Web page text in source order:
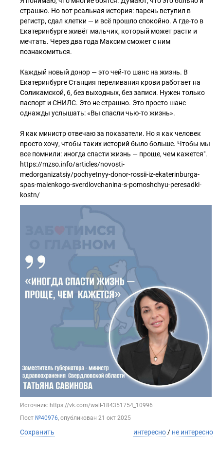
страшно. Но вот реальная история: парень вступил в
регистр, сдал клетки — и всё прошло спокойно. А где-то в
Екатеринбурге живёт мальчик, который может расти и
мечтать. Через два года Максим сможет с ним
познакомиться.
Каждый новый донор — это чей-то шанс на жизнь. В
Екатеринбурге Станция переливания крови работает на
Соликамской, 6, без выходных, без записи. Нужен только
паспорт и СНИЛС. Это не страшно. Это просто шанс
однажды услышать: «Вы спасли чью-то жизнь».
Я как министр отвечаю за показатели. Но я как человек
просто хочу, чтобы таких историй было больше. Чтобы мы
все помнили: иногда спасти жизнь — проще, чем кажется".
https://mzso.info/articles/novosti-
medorganizatsiy/pochyetnyy-donor-rossii-iz-ekaterinburga-
spas-malenkogo-sverdlovchanina-s-pomoshchyu-peresadki-
kostn/
Источник: https://vk.com/wall-184351754_10996
Пост №40976, опубликован 21 окт 2025
Сохранить интересно / не интересно